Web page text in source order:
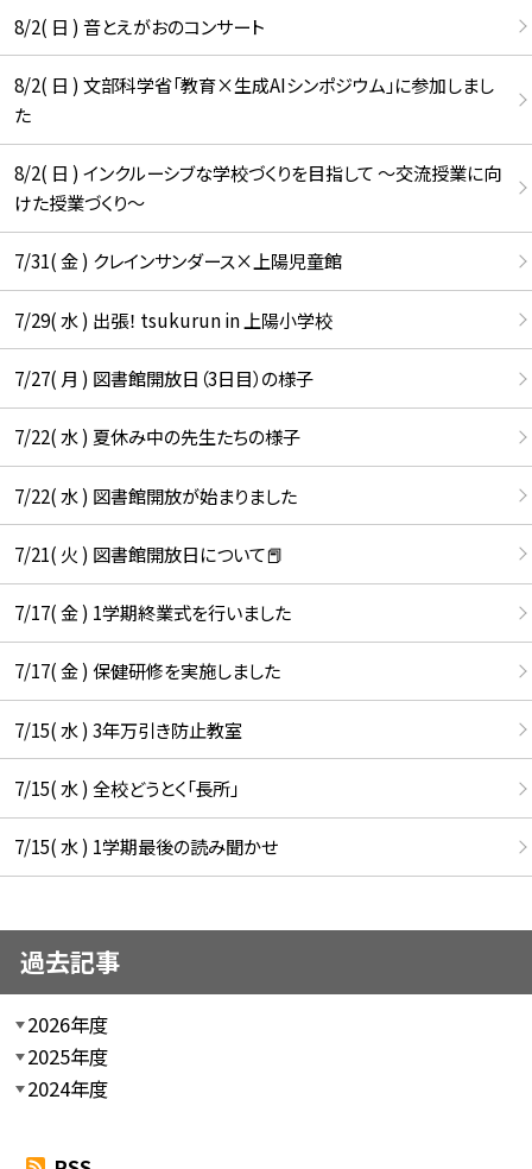
8/2( 日 ) 音とえがおのコンサート
8/2( 日 ) 文部科学省「教育×生成AIシンポジウム」に参加しまし
た
8/2( 日 ) インクルーシブな学校づくりを目指して ～交流授業に向
けた授業づくり～
7/31( 金 ) クレインサンダース×上陽児童館
7/29( 水 ) 出張！ tsukurun in 上陽小学校
7/27( 月 ) 図書館開放日（3日目）の様子
7/22( 水 ) 夏休み中の先生たちの様子
7/22( 水 ) 図書館開放が始まりました
7/21( 火 ) 図書館開放日について📕
7/17( 金 ) 1学期終業式を行いました
7/17( 金 ) 保健研修を実施しました
7/15( 水 ) 3年万引き防止教室
7/15( 水 ) 全校どうとく「長所」
7/15( 水 ) 1学期最後の読み聞かせ
過去記事
2026年度
2025年度
2024年度